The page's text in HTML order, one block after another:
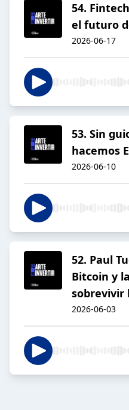
54.
el futuro
2026-06-17
53. Sin
hacemos
2026-06-10
52. Paul
Bitcoin y
sobrevivir
2026-06-03